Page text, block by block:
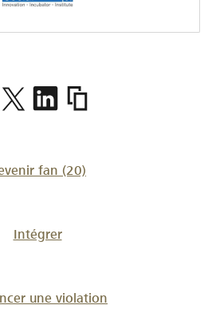
https://
en-
fan (20)
Intégrer
une violation